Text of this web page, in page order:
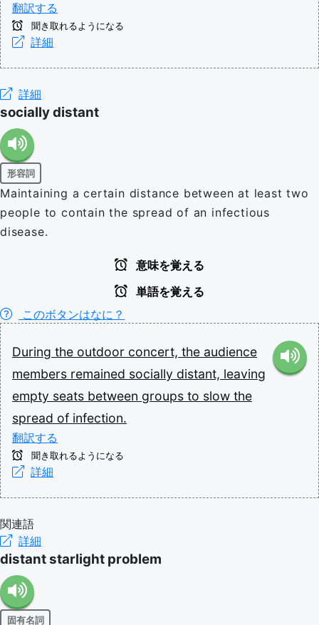
翻訳する
聞き取れるようになる
詳細
詳細
socially distant
形容詞
Maintaining a certain distance between at least two
people to contain the spread of an infectious
disease.
意味を覚える
単語を覚える
このボタンはなに？
During the outdoor concert, the audience
members remained socially distant, leaving
empty seats between groups to slow the
spread of infection.
翻訳する
聞き取れるようになる
詳細
関連語
詳細
distant starlight problem
固有名詞